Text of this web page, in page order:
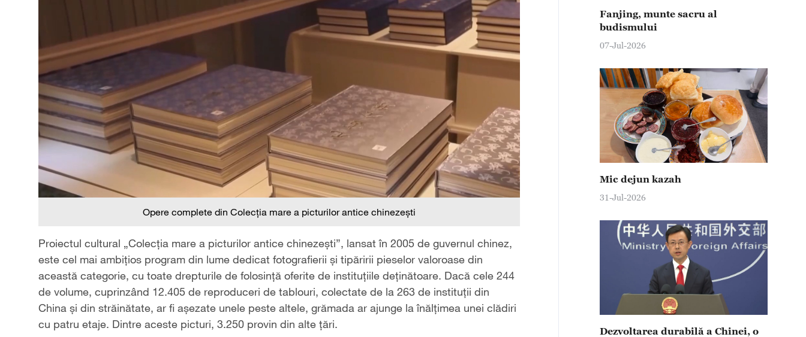
Opere complete din Colecția mare a picturilor antice chinezești
Proiectul cultural „Colecția mare a picturilor antice chinezești”, lansat în 2005 de guvernul chinez,
este cel mai ambițios program din lume dedicat fotografierii și tipăririi pieselor valoroase din
această categorie, cu toate drepturile de folosință oferite de instituțiile deținătoare. Dacă cele 244
de volume, cuprinzând 12.405 de reproduceri de tablouri, colectate de la 263 de instituții din
China și din străinătate, ar fi așezate unele peste altele, grămada ar ajunge la înălțimea unei clădiri
cu patru etaje. Dintre aceste picturi, 3.250 provin din alte țări.
Fanjing, munte sacru al
budismului
07-Jul-2026
Mic dejun kazah
31-Jul-2026
Dezvoltarea durabilă a Chinei, o